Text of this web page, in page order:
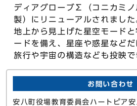
ディアグローブΣ（コニカミノ
製）にリニューアルされました
地上から見上げた星空モード
ードを備え、星座や惑星など
旅行や宇宙の構造なども投映で
お問い合わせ
安八町役場教育委員会ハートピア安